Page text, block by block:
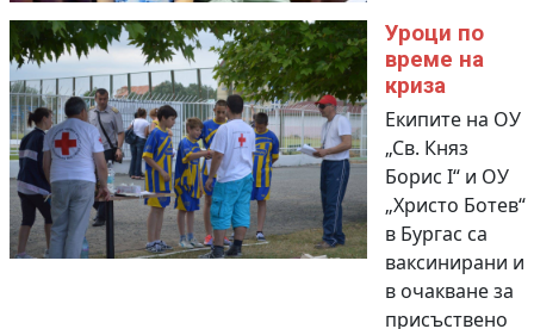
Уроци по
време на
криза
Екипите на ОУ
„Св. Княз
Борис I“ и ОУ
„Христо Ботев“
в Бургас са
ваксинирани и
в очакване за
присъствено